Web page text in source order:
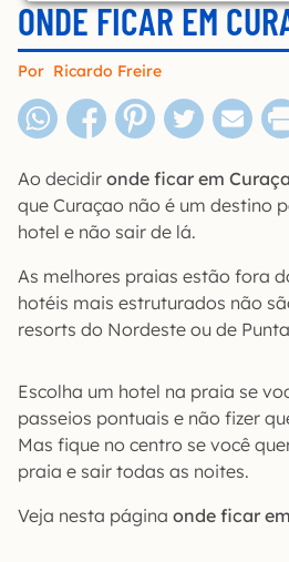
ONDE FICAR EM
Por Ricardo Freire
Ao decidir onde ficar em
que Curaçao não é um destino
hotel e não sair de lá.
As melhores praias estão fora
hotéis mais estruturados não
resorts do Nordeste ou de
Escolha um hotel na praia se
passeios pontuais e não fizer
Mas fique no centro se você
praia e sair todas as noites.
Veja nesta página onde ficar